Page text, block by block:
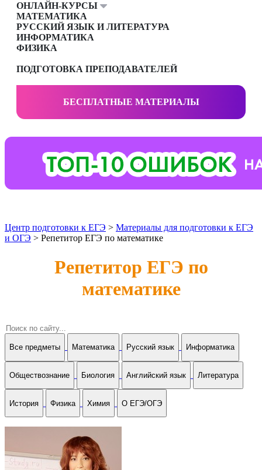
ОНЛАЙН-КУРСЫ
МАТЕМАТИКА
РУССКИЙ ЯЗЫК И ЛИТЕРАТУРА
ИНФОРМАТИКА
ФИЗИКА
ПОДГОТОВКА ПРЕПОДАВАТЕЛЕЙ
БЕСПЛАТНЫЕ МАТЕРИАЛЫ
Центр подготовки к ЕГЭ > Материалы для подготовки к ЕГЭ
и ОГЭ > Репетитор ЕГЭ по математике
Репетитор ЕГЭ по
математике
Все предметы Математика Русский язык Информатика
Обществознание Биология Английский язык Литература
История Физика Химия О ЕГЭ/ОГЭ